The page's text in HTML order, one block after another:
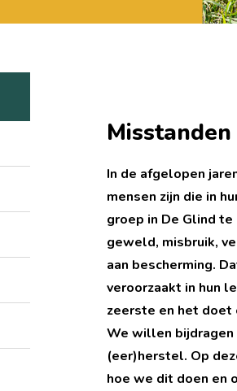
Misstanden
In de afgelopen
mensen zijn die in
groep in De Glind
geweld, misbruik,
aan bescherming.
veroorzaakt in hun
zeerste en het doet
We willen bijdragen
(eer)herstel. Op
hoe we dit doen en